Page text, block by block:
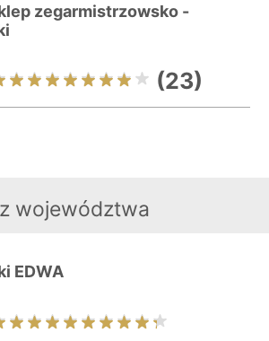
zegarmistrzowsko -
(23)
województwa
EDWA